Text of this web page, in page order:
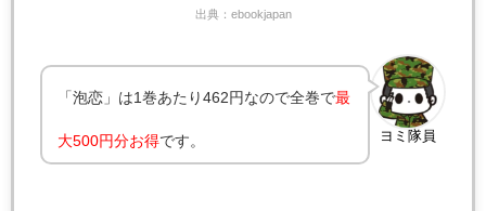
出典：ebookjapan
ヨミ隊員
「泡恋」は1巻あたり462円なので全巻で最
大500円分お得です。